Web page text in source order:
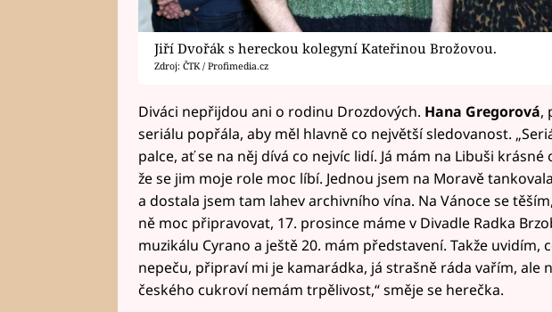
Jiří Dvořák s hereckou kolegyní Kateřinou Brožovou.
Zdroj: ČTK / Profimedia.cz
Diváci nepřijdou ani o rodinu Drozdových. Hana Gregorová,
seriálu popřála, aby měl hlavně co největší sledovanost.
palce, ať se na něj dívá co nejvíc lidí. Já mám na Libuši krásné
že se jim moje role moc líbí. Jednou jsem na Moravě
a dostala jsem tam lahev archivního vína. Na Vánoce se
ně moc připravovat, 17. prosince máme v Divadle Radka
muzikálu Cyrano a ještě 20. mám představení. Takže uvidím,
nepeču, připraví mi je kamarádka, já strašně ráda vařím, ale
českého cukroví nemám trpělivost,“ směje se herečka.